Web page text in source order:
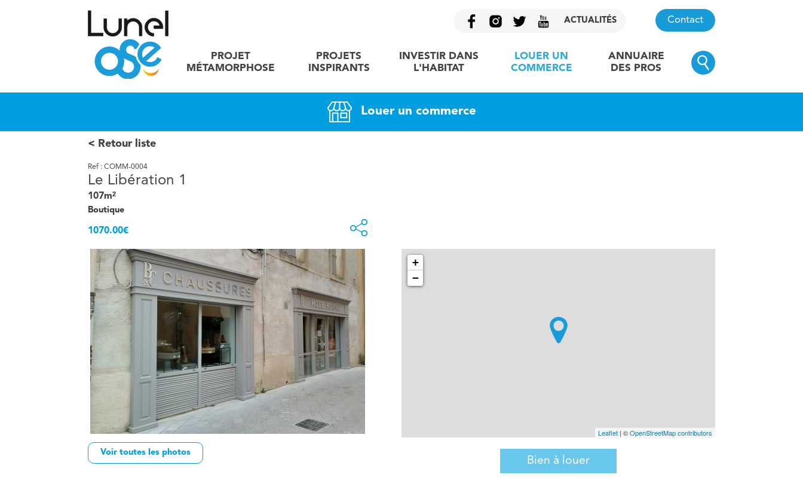
ACTUALITÉS
PROJET
MÉTAMORPHOSE
PROJETS
INSPIRANTS
INVESTIR DANS
L'HABITAT
LOUER UN
COMMERCE
ANNUAIRE
DES PROS
Contact
Louer un commerce
Retour liste
Ref : COMM-0004
Le Libération 1
107m²
Boutique
1070.00€
Voir toutes les photos
+
−
Leaflet | ©OpenStreetMap contributors
Bien à louer